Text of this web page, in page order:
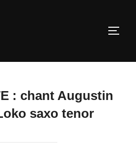
: chant Augustin
saxo tenor